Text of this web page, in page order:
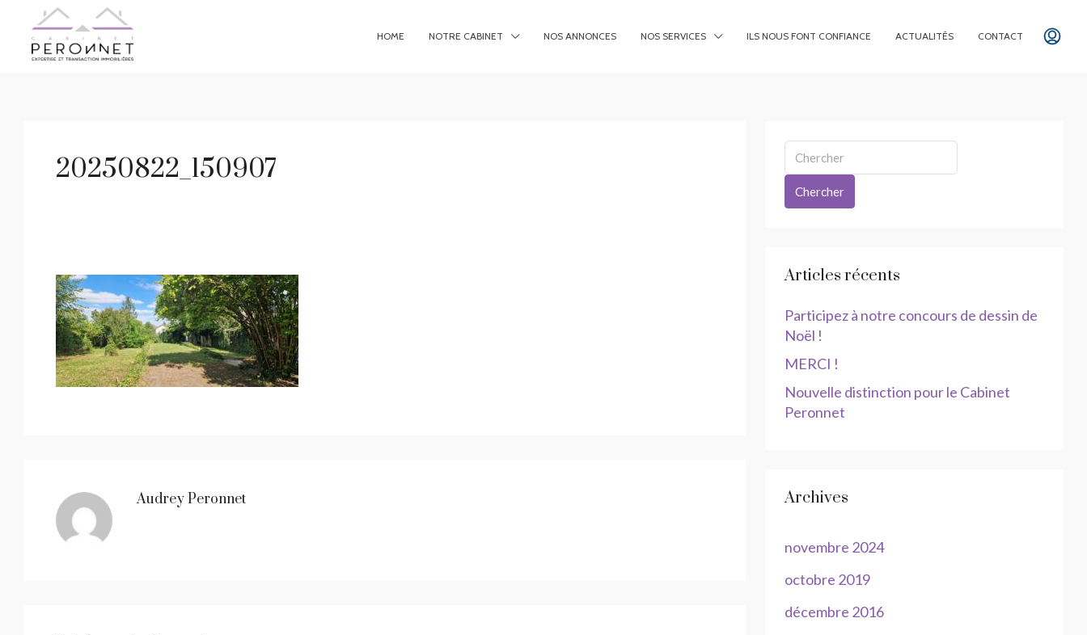
HOME NOTRE CABINET NOS ANNONCES NOS SERVICES ILS NOUS FONT CONFIANCE ACTUALITÉS CONTACT
20250822_150907
Audrey Peronnet
Chercher
Articles récents
Participez à notre concours de dessin de
Noël !
MERCI !
Nouvelle distinction pour le Cabinet
Peronnet
Archives
novembre 2024
octobre 2019
décembre 2016